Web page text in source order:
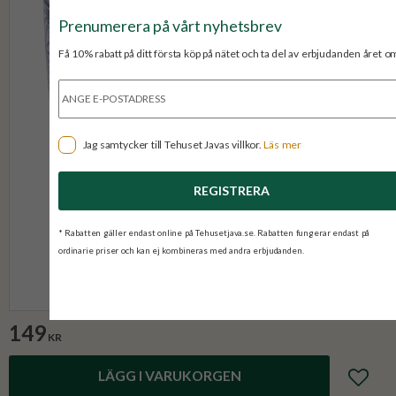
149KR
Lägg till
Prenumerera på vårt nyhetsbrev
Få 10% rabatt på ditt första köp på nätet och ta del av erbjudanden året
Jag samtycker till Tehuset Javas villkor.Läs mer
REGISTRERA
* Rabatten gäller endast online på Tehusetjava.se. Rabatten fungerar endast på
ordinarie priser och kan ej kombineras med andra erbjudanden.